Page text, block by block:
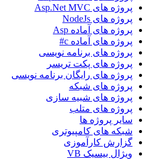
پروژه های Asp.Net MVC
پروژه های NodeJs
پروژه های آماده Asp
پروژه های آماده c#
پروژه های برنامه نویسی
پروژه های پکت تریسر
پروژه های رایگان برنامه نویسی
پروژه های شبکه
پروژه های شبیه سازی
پروژه های متلب
سایر پروژه ها
شبکه های کامپیوتری
گزارش کارآموزی
ویژال بیسیک VB